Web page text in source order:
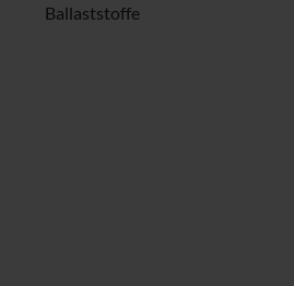
Ballaststoffe